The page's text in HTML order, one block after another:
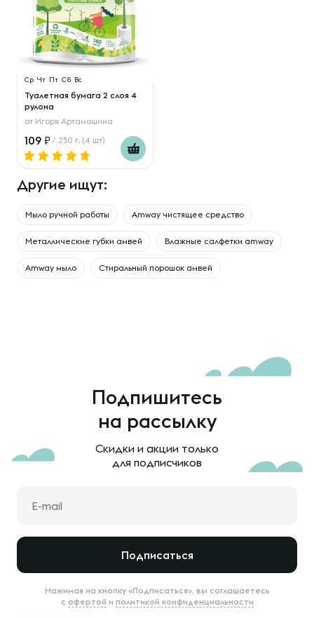
Ср Чт Пт Сб Вс
Туалетная бумага 2 слоя 4
рулона
от Игоря Артамошина
109 / 250 г. (4 шт)
Другие ищут:
Мыло ручной работы Amway чистящее средство
Металлические губки амвей Влажные салфетки amway
Amway мыло Стиральный порошок амвей
Подпишитесь
на рассылку
Скидки и акции только
для подписчиков
Подписаться
Нажимая на кнопку «Подписаться», вы соглашаетесь
с офертой и политикой конфиденциальности